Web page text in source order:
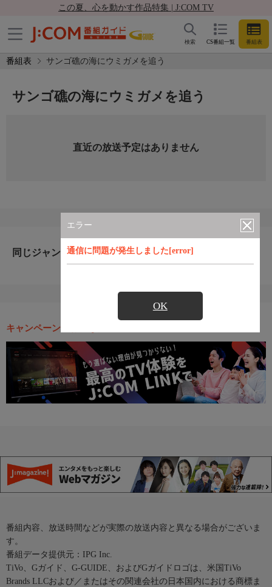
この夏、心を動かす作品特集 | J:COM TV
CS番組一覧 番組表
検索
番組表 サンゴ礁の海にウミガメを追う
エラー
通信に問題が発生しました[error]
OK
サンゴ礁の海にウミガメを追う
直近の放送予定はありません
同じジャンルのおすすめ番組
キャンペーン・お得な情報
番組内容、放送時間などが実際の放送内容と異なる場合がございま
す。
番組データ提供元：IPG Inc.
TiVo、Gガイド、G-GUIDE、およびGガイドロゴは、米国TiVo
Brands LLCおよび／またはその関連会社の日本国内における商標ま